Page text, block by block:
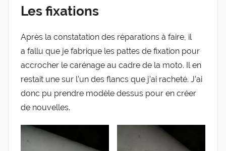
Les fixations
Après la consta­ta­tion des répa­ra­tions à faire, il
a fal­lu que je fabrique les pattes de fixa­tion pour
accro­cher le caré­nage au cadre de la moto. Il en
res­tait une sur l’un des flancs que j’ai rache­té. J’ai
donc pu prendre modèle des­sus pour en créer
de nouvelles.